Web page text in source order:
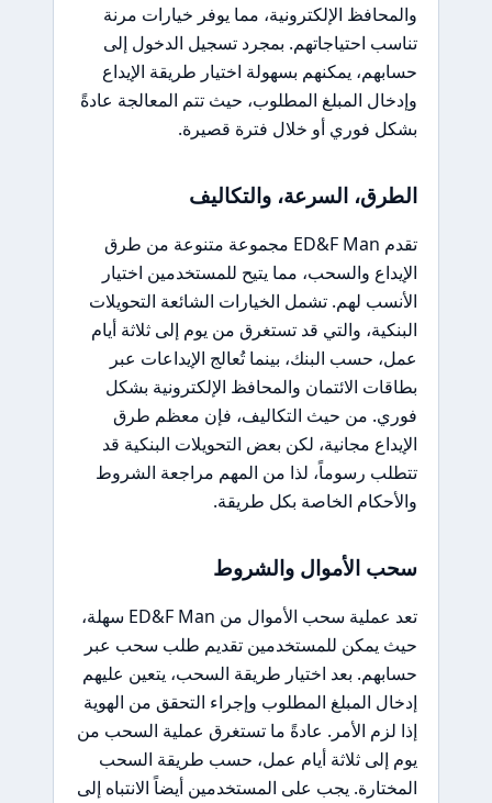
والمحافظ الإلكترونية، مما يوفر خيارات مرنة
تناسب احتياجاتهم. بمجرد تسجيل الدخول إلى
حسابهم، يمكنهم بسهولة اختيار طريقة الإيداع
وإدخال المبلغ المطلوب، حيث تتم المعالجة عادةً
بشكل فوري أو خلال فترة قصيرة.
الطرق، السرعة، والتكاليف
تقدم ED&F Man مجموعة متنوعة من طرق
الإيداع والسحب، مما يتيح للمستخدمين اختيار
الأنسب لهم. تشمل الخيارات الشائعة التحويلات
البنكية، والتي قد تستغرق من يوم إلى ثلاثة أيام
عمل، حسب البنك، بينما تُعالج الإيداعات عبر
بطاقات الائتمان والمحافظ الإلكترونية بشكل
فوري. من حيث التكاليف، فإن معظم طرق
الإيداع مجانية، لكن بعض التحويلات البنكية قد
تتطلب رسوماً، لذا من المهم مراجعة الشروط
والأحكام الخاصة بكل طريقة.
سحب الأموال والشروط
تعد عملية سحب الأموال من ED&F Man سهلة،
حيث يمكن للمستخدمين تقديم طلب سحب عبر
حسابهم. بعد اختيار طريقة السحب، يتعين عليهم
إدخال المبلغ المطلوب وإجراء التحقق من الهوية
إذا لزم الأمر. عادةً ما تستغرق عملية السحب من
يوم إلى ثلاثة أيام عمل، حسب طريقة السحب
المختارة. يجب على المستخدمين أيضاً الانتباه إلى